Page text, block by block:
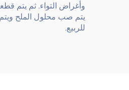
وأغراض التواء. ثم يتم
يتم صب محلول الملح
للربيع.